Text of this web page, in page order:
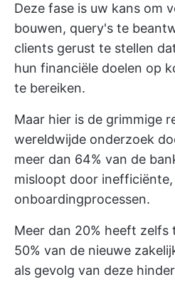
Deze fase is uw kans om
bouwen, query's te
clients gerust te stellen
hun financiële doelen op
te bereiken.
Maar hier is de grimmige
wereldwijde onderzoek
meer dan 64% van de
misloopt door
onboardingprocessen.
Meer dan 20% heeft zelfs
50% van de nieuwe
als gevolg van deze